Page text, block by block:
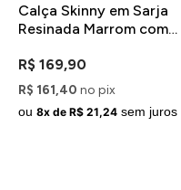
Calça Skinny em Sarja
Resinada Marrom com
R$ 169,90
R$ 161,40 no pix
ou 8x de R$ 21,24 sem juros